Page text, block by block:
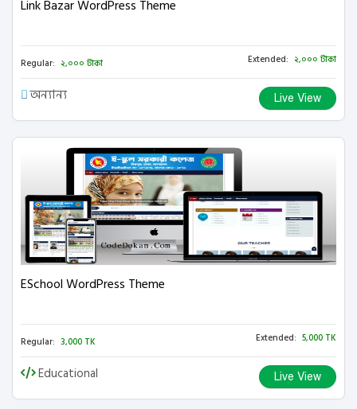
Link Bazar WordPress Theme
Regular: ২,০০০ টাকা Extended: ২,০০০ টাকা
অন্যান্য Live View
ESchool WordPress Theme
Regular: 3,000 TK Extended: 5,000 TK
Educational Live View